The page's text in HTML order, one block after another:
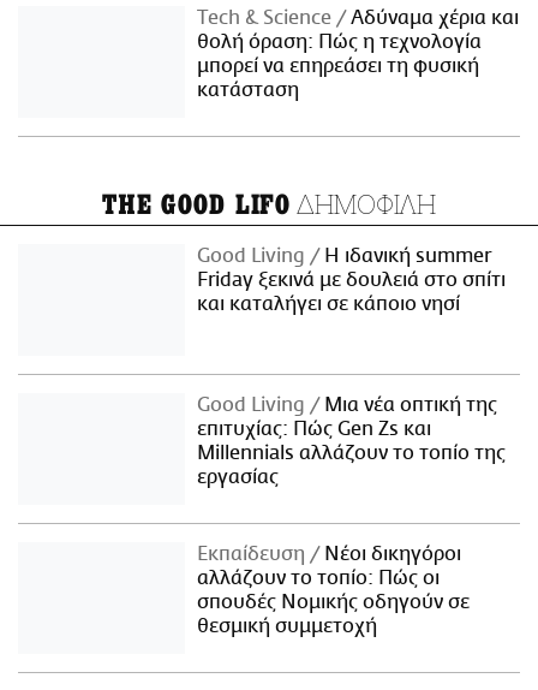
Τech & Science
Αδύναμα χέρια και
θολή όραση: Πώς η τεχνολογία
μπορεί να επηρεάσει τη φυσική
κατάσταση
THE GOOD LIFO ΔΗΜΟΦΙΛΗ
Good Living
Η ιδανική summer
Friday ξεκινά με δουλειά στο σπίτι
και καταλήγει σε κάποιο νησί
Good Living
Μια νέα οπτική της
επιτυχίας: Πώς Gen Zs και
Millennials αλλάζουν το τοπίο της
εργασίας
Εκπαίδευση
Νέοι δικηγόροι
αλλάζουν το τοπίο: Πώς οι
σπουδές Νομικής οδηγούν σε
θεσμική συμμετοχή